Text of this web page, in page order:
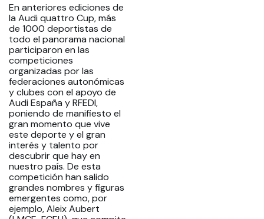
En anteriores ediciones de
la Audi quattro Cup, más
de 1000 deportistas de
todo el panorama nacional
participaron en las
competiciones
organizadas por las
federaciones autonómicas
y clubes con el apoyo de
Audi España y RFEDI,
poniendo de manifiesto el
gran momento que vive
este deporte y el gran
interés y talento por
descubrir que hay en
nuestro país. De esta
competición han salido
grandes nombres y figuras
emergentes como, por
ejemplo, Aleix Aubert